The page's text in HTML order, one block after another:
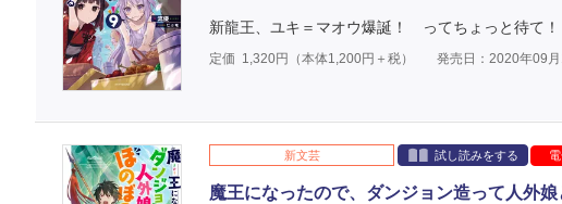
新龍王、ユキ＝マオウ爆誕！ ってちょっと待て！
定価 1,320円（本体1,200円＋税） 発売日：2020年09月
新文芸 試し読みをする
魔王になったので、ダンジョン造って人外